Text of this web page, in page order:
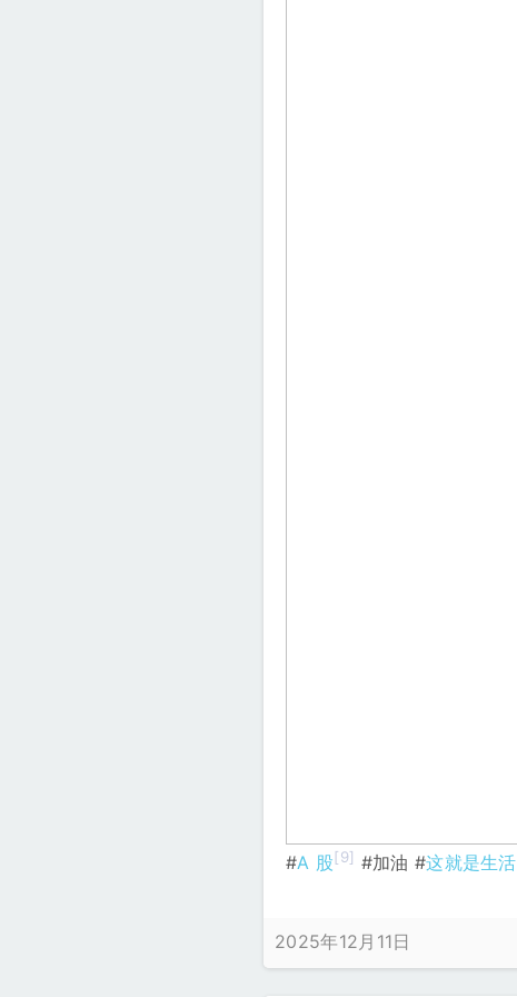
#A 股[9] #加油 #这就是生活
2025年12月11日